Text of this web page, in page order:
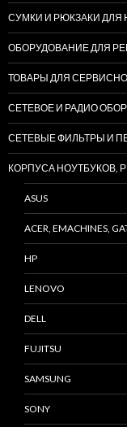
СУМКИ И РЮКЗАКИ ДЛЯ
ОБОРУДОВАНИЕ ДЛЯ
ТОВАРЫ ДЛЯ
СЕТЕВОЕ И РАДИО
СЕТЕВЫЕ ФИЛЬТРЫ И
КОРПУСА НОУТБУКОВ,
ASUS
ACER, EMACHINES,
HP
LENOVO
DELL
FUJITSU
SAMSUNG
SONY